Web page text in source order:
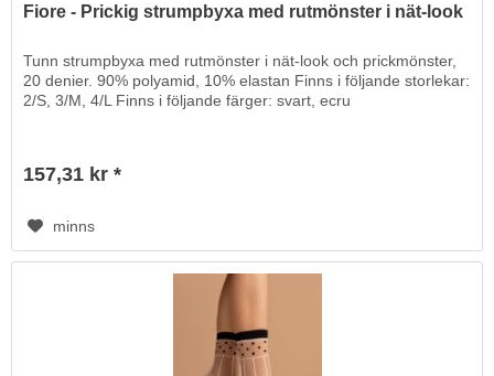
Fiore - Prickig strumpbyxa med rutmönster i nät-look
Tunn strumpbyxa med rutmönster i nät-look och prickmönster,
20 denier. 90% polyamid, 10% elastan Finns i följande storlekar:
2/S, 3/M, 4/L Finns i följande färger: svart, ecru
157,31 kr *
minns